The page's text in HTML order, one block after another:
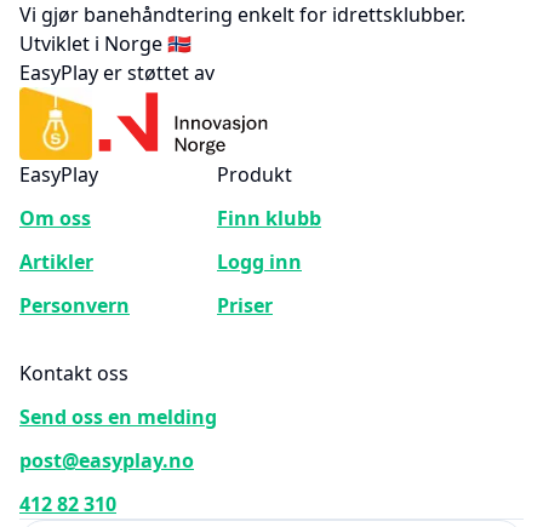
Vi gjør banehåndtering enkelt for idrettsklubber.
Utviklet i Norge 🇳🇴
EasyPlay er støttet av
EasyPlay
Om oss
Artikler
Personvern
Produkt
Finn klubb
Logg inn
Priser
Kontakt oss
Send oss en melding
post@easyplay.no
412 82 310